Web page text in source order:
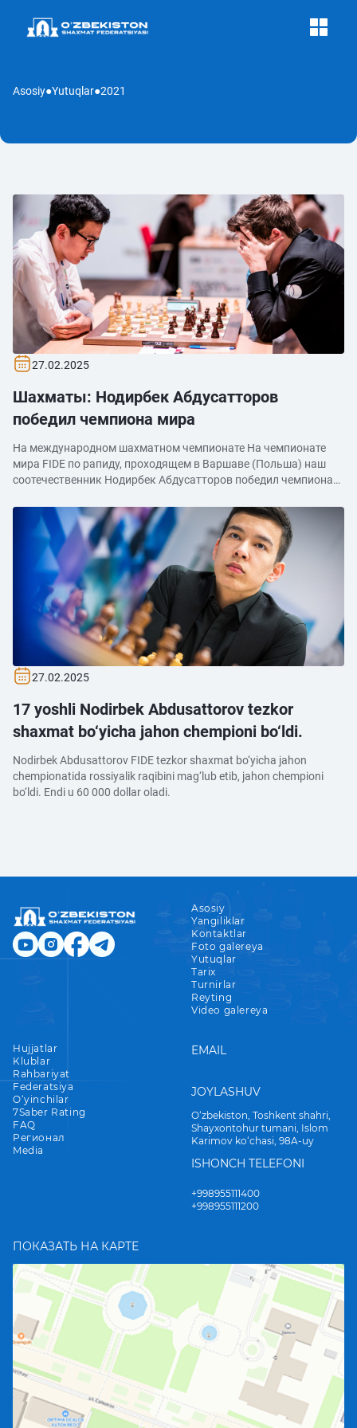
Asosiy●Yutuqlar●2021
27.02.2025
Шахматы: Нодирбек Абдусатторов
победил чемпиона мира
На международном шахматном чемпионате На чемпионате
мира FIDE по рапиду, проходящем в Варшаве (Польша) наш
соотечественник Нодирбек Абдусатторов победил чемпиона
27.02.2025
17 yoshli Nodirbek Abdusattorov tezkor
shaxmat bo‘yicha jahon chempioni bo‘ldi.
Nodirbek Abdusattorov FIDE tezkor shaxmat bo‘yicha jahon
chempionatida rossiyalik raqibini mag‘lub etib, jahon chempioni
bo‘ldi. Endi u 60 000 dollar oladi.
Asosiy
Yangiliklar
Kontaktlar
Foto galereya
Yutuqlar
Tarix
Turnirlar
Reyting
Video galereya
Hujjatlar
Klublar
Rahbariyat
Federatsiya
O‘yinchilar
7Saber Rating
FAQ
Регионал
Media
EMAIL
JOYLASHUV
O‘zbekiston, Toshkent shahri,
Shayxontohur tumani, Islom
Karimov ko‘chasi, 98A-uy
ISHONCH TELEFONI
+998955111400
+998955111200
ПОКАЗАТЬ НА КАРТЕ